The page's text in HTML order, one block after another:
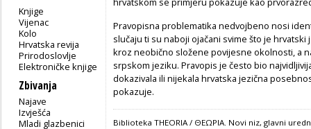
Knjige
Vijenac
Kolo
Hrvatska revija
Prirodoslovlje
Elektroničke knjige
Zbivanja
Najave
Izvješća
Mladi glazbenici
Pravopisna problematika nedvojbeno nosi
slučaju ti su naboji ojačani svime što je
kroz neobično složene povijesne okolnosti, a
srpskom jeziku. Pravopis je često bio
dokazivala ili nijekala hrvatska jezična
pokazuje.
Biblioteka THEORIA / ΘΕΩΡΙΑ. Novi niz, glavni